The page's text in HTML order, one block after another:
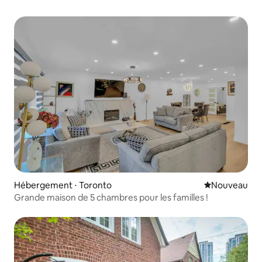
Hébergement ⋅ Toronto Nouvel
Nouveau
Grande maison de 5 chambres pour les familles !